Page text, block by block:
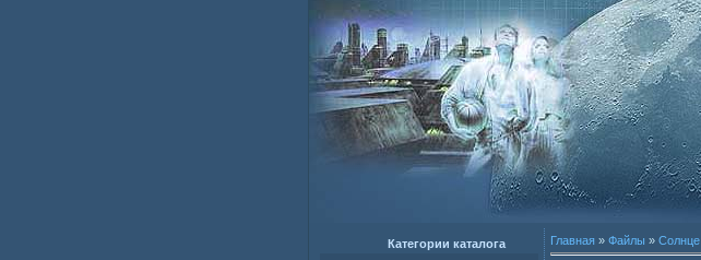
Категории каталога
Главная » Файлы » Солнце